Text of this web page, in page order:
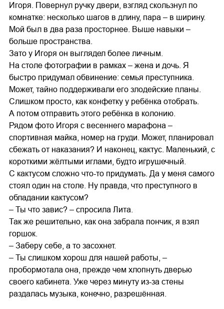
Игоря. Повернул ручку двери, взгляд скользнул по
комнатке: несколько шагов в длину, пара – в ширину.
Мой был в два раза просторнее. Выше навыки –
больше пространства.
Зато у Игоря он выглядел более личным.
На столе фотографии в рамках – жена и дочь. Я
быстро придумал обвинение: семья преступника.
Может, тайно поддерживали его злодейские планы.
Слишком просто, как конфетку у ребёнка отобрать.
А потом отправить этого ребёнка в колонию.
Рядом фото Игоря с весеннего марафона –
спортивная майка, номер на груди. Может, планировал
сбежать от наказания? И наконец, кактус. Маленький, с
короткими жёлтыми иглами, будто игрушечный.
С кактусом сложно что-то придумать. Да у меня самого
стоял один на столе. Ну правда, что преступного в
обладании кактусом?
– Ты что завис? – спросила Лита.
Так же решительно, как она забрала пончик, я взял
горшок.
– Заберу себе, а то засохнет.
– Ты слишком хорош для нашей работы, –
пробормотала она, прежде чем хлопнуть дверью
своего кабинета. Уже через минуту из-за стены
раздалась музыка, конечно, разрешённая.